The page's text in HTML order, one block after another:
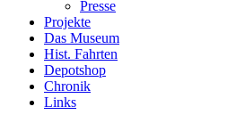
Presse
Projekte
Das Museum
Hist. Fahrten
Depotshop
Chronik
Links